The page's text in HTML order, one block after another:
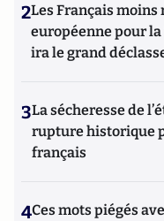
2Les Français moins
européenne pour
ira le grand
3La sécheresse de
rupture historique
français
4Ces mots piégés